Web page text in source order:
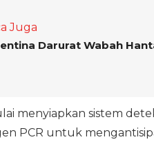
Juga
Darurat Wabah
menyiapkan sistem
PCR untuk